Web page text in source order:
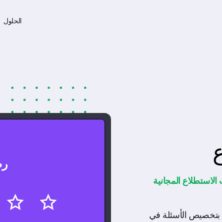
الحلول
المجانية
الأسئلة في